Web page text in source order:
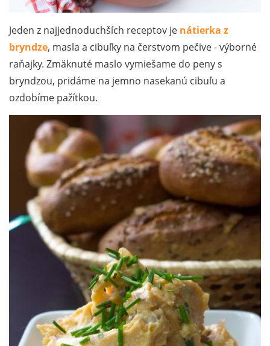
Jeden z najjednoduchších receptov je nátierka z
bryndze, masla a cibuľky na čerstvom pečive - výborné
raňajky. Zmäknuté maslo vymiešame do peny s
bryndzou, pridáme na jemno nasekanú cibuľu a
ozdobíme pažítkou.